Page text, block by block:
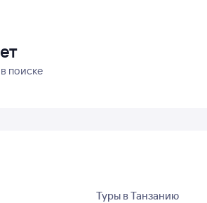
поиске
Туры в Танзанию